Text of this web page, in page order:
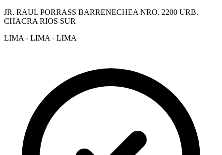
JR. RAUL PORRASS BARRENECHEA NRO. 2200 URB.
CHACRA RIOS SUR
LIMA - LIMA - LIMA